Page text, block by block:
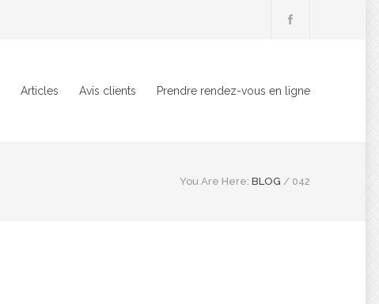
Articles Avis clients Prendre rendez-vous en ligne
You Are Here: BLOG / 042